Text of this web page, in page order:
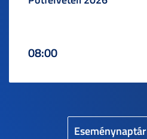
Eseménynaptár
08:00